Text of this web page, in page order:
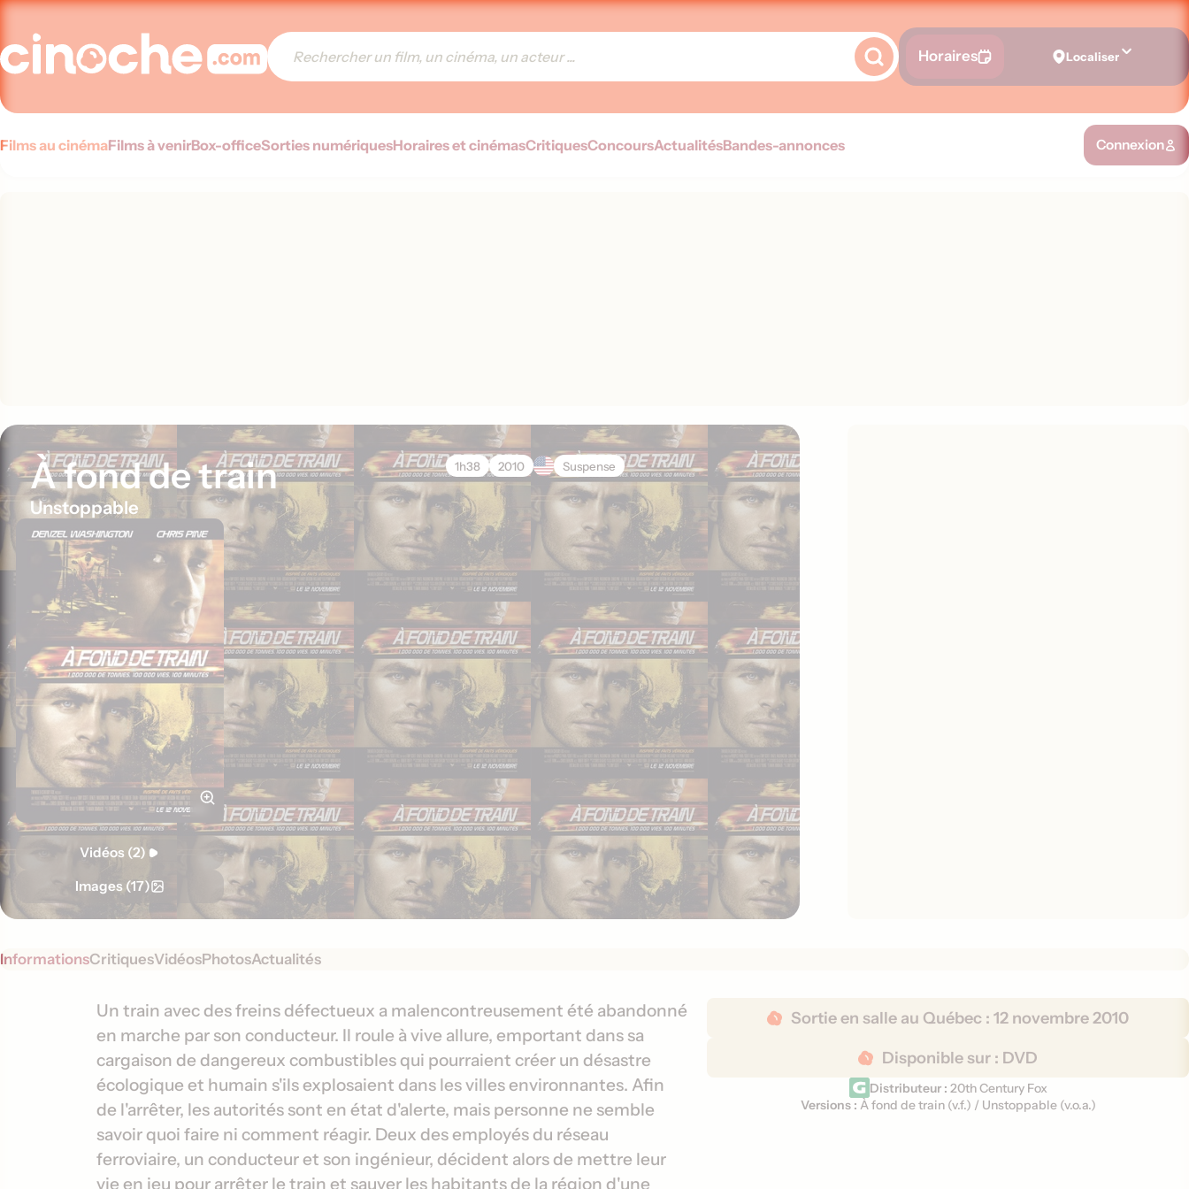
Horaires Localiser
Films au cinémaFilms à venirBox-officeSorties numériquesHoraires et cinémasCritiquesConcoursActualitésBandes-annonces Connexion
À fond de train
Unstoppable
1h38 2010 Suspense
Vidéos (2)
Images (17)
InformationsCritiquesVidéosPhotosActualités
S
y
o
p
s
i
s
Un train avec des freins défectueux a malencontreusement été abandonné
en marche par son conducteur. Il roule à vive allure, emportant dans sa
cargaison de dangereux combustibles qui pourraient créer un désastre
écologique et humain s'ils explosaient dans les villes environnantes. Afin
de l'arrêter, les autorités sont en état d'alerte, mais personne ne semble
savoir quoi faire ni comment réagir. Deux des employés du réseau
ferroviaire, un conducteur et son ingénieur, décident alors de mettre leur
vie en jeu pour arrêter le train et sauver les habitants de la région d'une
Sortie en salle au Québec :12 novembre 2010
Disponible sur : DVD
Distributeur : 20th Century Fox
V
Versions : À fond de train (v.f.) / Unstoppable (v.o.a.)